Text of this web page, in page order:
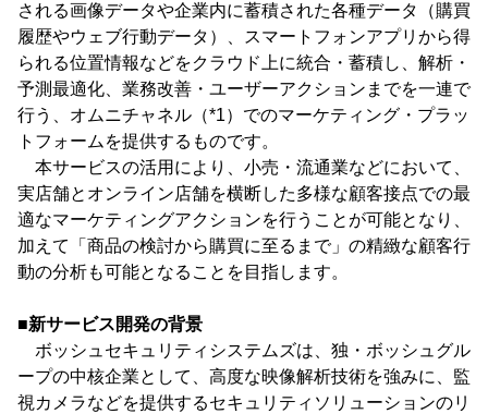
される画像データや企業内に蓄積された各種データ（購買
履歴やウェブ行動データ）、スマートフォンアプリから得
られる位置情報などをクラウド上に統合・蓄積し、解析・
予測最適化、業務改善・ユーザーアクションまでを一連で
行う、オムニチャネル（*1）でのマーケティング・プラッ
トフォームを提供するものです。
本サービスの活用により、小売・流通業などにおいて、
実店舗とオンライン店舗を横断した多様な顧客接点での最
適なマーケティングアクションを行うことが可能となり、
加えて「商品の検討から購買に至るまで」の精緻な顧客行
動の分析も可能となることを目指します。
■新サービス開発の背景
ボッシュセキュリティシステムズは、独・ボッシュグル
ープの中核企業として、高度な映像解析技術を強みに、監
視カメラなどを提供するセキュリティソリューションのリ